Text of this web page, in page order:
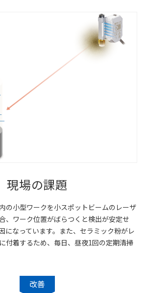
現場の課題
の小型ワークを小スポットビームのレーザ
、ワーク位置がばらつくと検出が安定せ
になっています。また、セラミック粉がレ
付着するため、毎日、昼夜1回の定期清掃
改善